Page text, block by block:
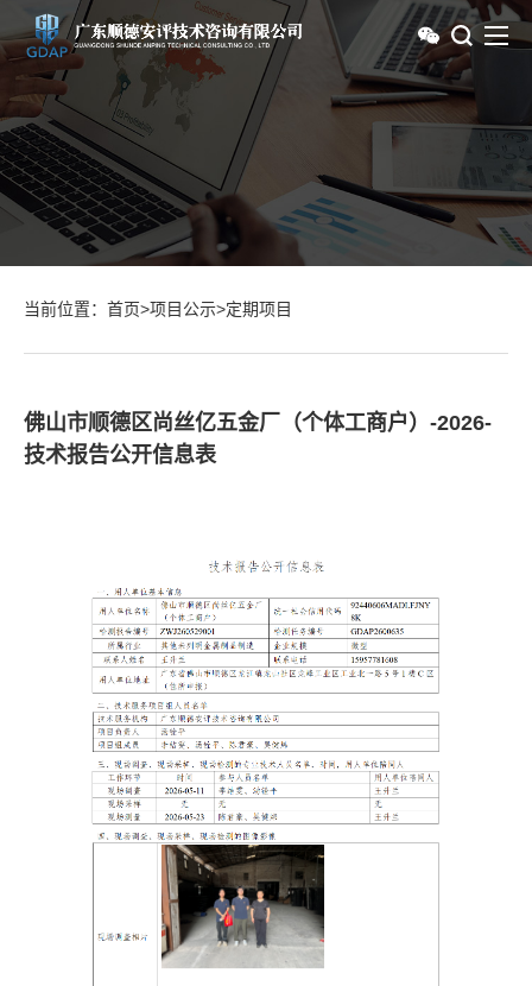
当前位置： 首页>项目公示>定期项目
佛山市顺德区尚丝亿五金厂（个体工商户）-2026-
技术报告公开信息表